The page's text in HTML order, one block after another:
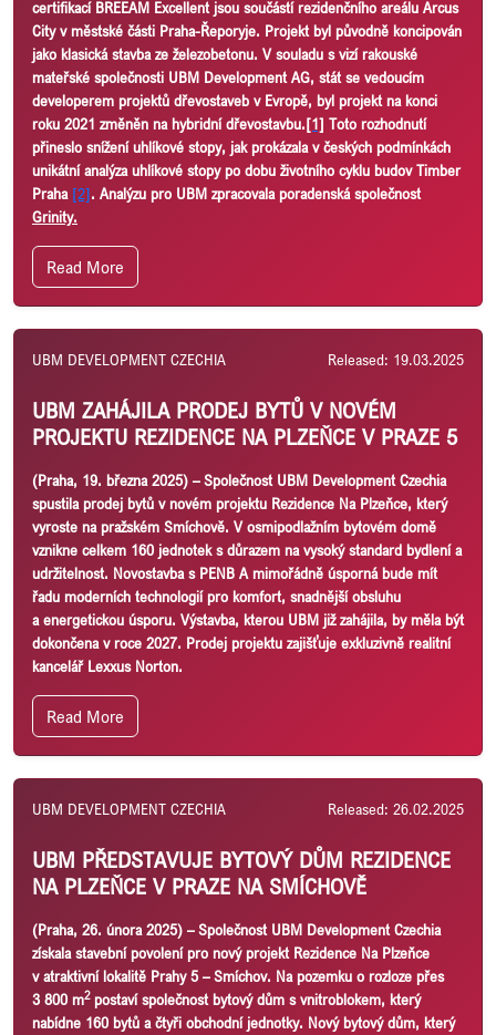
certifikací BREEAM Excellent jsou součástí rezidenčního areálu Arcus
City v městské části Praha-Řeporyje. Projekt byl původně koncipován
jako klasická stavba ze železobetonu. V souladu s vizí rakouské
mateřské společnosti UBM Development AG, stát se vedoucím
developerem projektů dřevostaveb v Evropě, byl projekt na konci
roku 2021 změněn na hybridní dřevostavbu.[1] Toto rozhodnutí
přineslo snížení uhlíkové stopy, jak prokázala v českých podmínkách
unikátní analýza uhlíkové stopy po dobu životního cyklu budov Timber
Praha [2]. Analýzu pro UBM zpracovala poradenská společnost
Grinity.
Read More
UBM DEVELOPMENT CZECHIA Released: 19.03.2025
UBM ZAHÁJILA PRODEJ BYTŮ V NOVÉM
PROJEKTU REZIDENCE NA PLZEŇCE V PRAZE 5
(Praha, 19. března 2025) – Společnost UBM Development Czechia
spustila prodej bytů v novém projektu Rezidence Na Plzeňce, který
vyroste na pražském Smíchově. V osmipodlažním bytovém domě
vznikne celkem 160 jednotek s důrazem na vysoký standard bydlení a
udržitelnost. Novostavba s PENB A mimořádně úsporná bude mít
řadu moderních technologií pro komfort, snadnější obsluhu
a energetickou úsporu. Výstavba, kterou UBM již zahájila, by měla být
dokončena v roce 2027. Prodej projektu zajišťuje exkluzivně realitní
kancelář Lexxus Norton.
Read More
UBM DEVELOPMENT CZECHIA Released: 26.02.2025
UBM PŘEDSTAVUJE BYTOVÝ DŮM REZIDENCE
NA PLZEŇCE V PRAZE NA SMÍCHOVĚ
(Praha, 26. února 2025) – Společnost UBM Development Czechia
získala stavební povolení pro nový projekt Rezidence Na Plzeňce
v atraktivní lokalitě Prahy 5 – Smíchov. Na pozemku o rozloze přes
3 800 m2 postaví společnost bytový dům s vnitroblokem, který
nabídne 160 bytů a čtyři obchodní jednotky. Nový bytový dům, který